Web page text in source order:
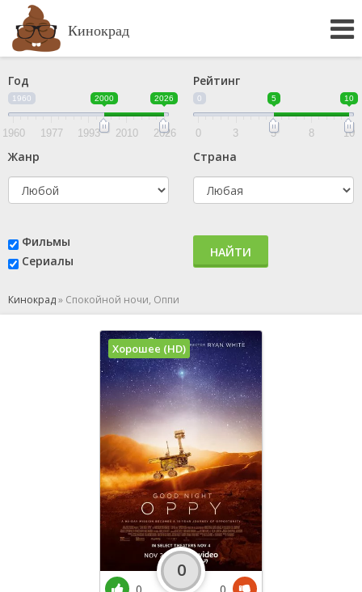
Кинокрад
Год
1960 2000 2026
1960 1977 1993 2010 2026
Рейтинг
0 5 10
0 3 5 8 10
Жанр Страна
Фильмы
Сериалы
НАЙТИ
Кинокрад» Спокойной ночи, Оппи
Хорошее (HD)
0
0
0